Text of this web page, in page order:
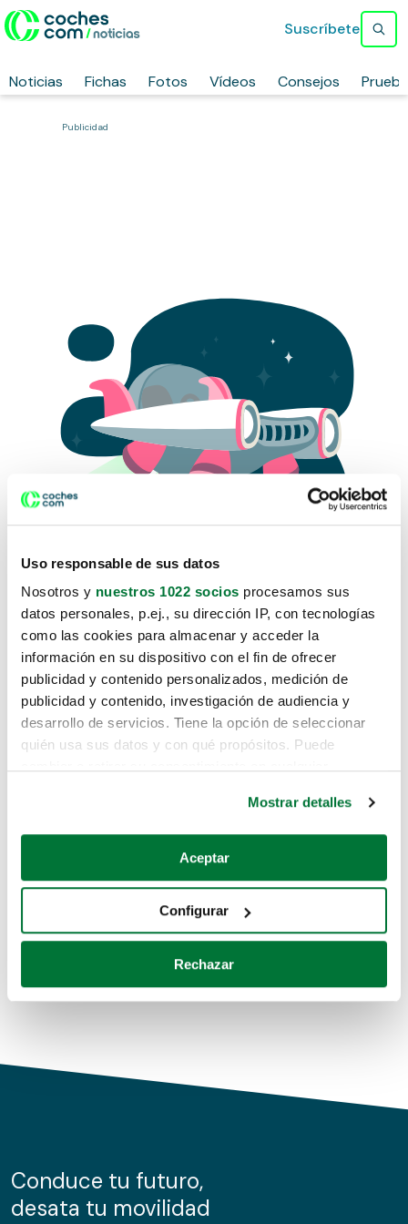
Uso responsable de sus datos
Nosotros y nuestros 1022 socios procesamos sus
datos personales, p.ej., su dirección IP, con tecnologías
como las cookies para almacenar y acceder la
información en su dispositivo con el fin de ofrecer
publicidad y contenido personalizados, medición de
publicidad y contenido, investigación de audiencia y
desarrollo de servicios. Tiene la opción de seleccionar
quién usa sus datos y con qué propósitos. Puede
Si lo permite, también quisiéramos:
Recopilar información sobre su ubicación geográfica
Identificar su dispositivo analizándolo activamente
para buscar características específicas (huellas
Obtenga más información sobre cómo se procesan sus
de cookies.
información sobre el uso que haga del sitio web con
nuestros partners de redes sociales, publicidad y análisis
Mostrar detalles
Aceptar
Configurar
Rechazar
Noticias Fichas Fotos Vídeos Consejos
Suscríbete
Publicidad
Lo sentimos, no sabemos como
te hemos traido hasta aquí.
Pero puedes encontrar el coche que estás
buscando en alguno de estos enlaces:
Coches de segunda mano
Coches de km0
Conduce tu futuro,
desata tu movilidad